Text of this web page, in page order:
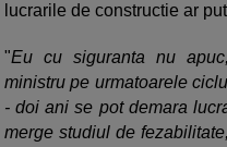
lucrarile de constructie ar
"Eu cu siguranta nu
ministru pe urmatoarele
- doi ani se pot demara
merge studiul de